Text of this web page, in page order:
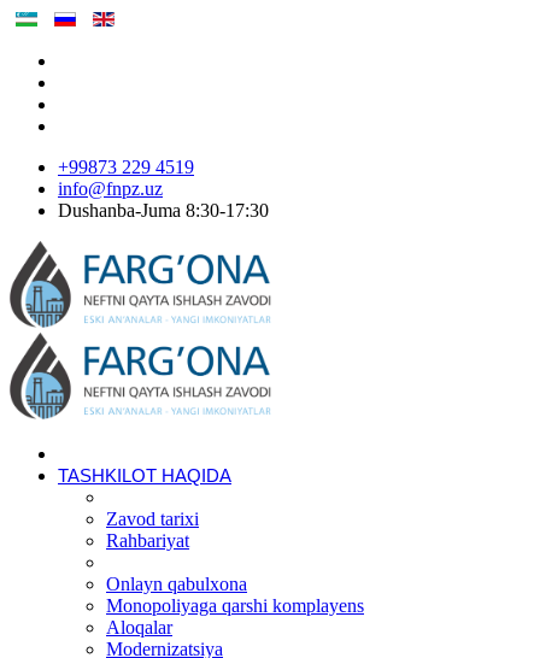
+99873 229 4519
info@fnpz.uz
Dushanba-Juma 8:30-17:30
TASHKILOT HAQIDA
Zavod tarixi
Rahbariyat
Onlayn qabulxona
Monopoliyaga qarshi komplayens
Aloqalar
Modernizatsiya